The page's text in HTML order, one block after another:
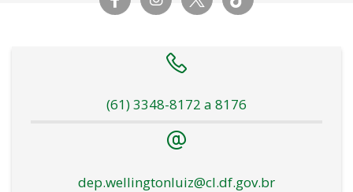
(61) 3348-8172 a 8176
dep.wellingtonluiz@cl.df.gov.br